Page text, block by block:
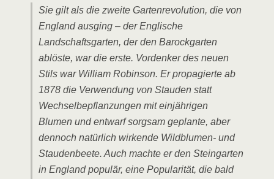
Sie gilt als die zweite Gartenrevolution, die von
England ausging – der Englische
Landschaftsgarten, der den Barockgarten
ablöste, war die erste. Vordenker des neuen
Stils war William Robinson. Er propagierte ab
1878 die Verwendung von Stauden statt
Wechselbepflanzungen mit einjährigen
Blumen und entwarf sorgsam geplante, aber
dennoch natürlich wirkende Wildblumen- und
Staudenbeete. Auch machte er den Steingarten
in England populär, eine Popularität, die bald